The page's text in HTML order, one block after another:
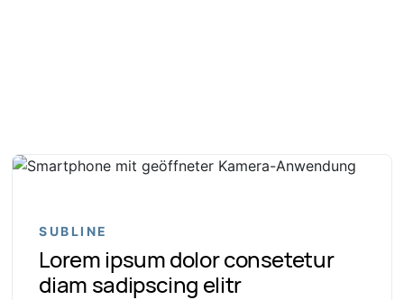
SUBLINE
Lorem ipsum dolor consetetur
diam sadipscing elitr